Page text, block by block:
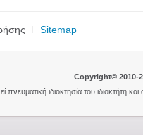
Sitemap
Copyright© 2010-
πνευματική ιδιοκτησία του